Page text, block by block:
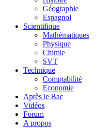
Géographie
Espagnol
Scientifique
Mathématiques
Physique
Chimie
SVT
Technique
Comptabilité
Economie
Après le Bac
Vidéos
Forum
A propos